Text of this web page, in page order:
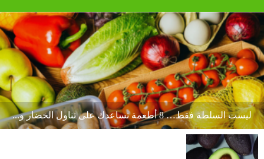
ليست السلطة فقط… 8 أطعمة تساعدك على تناول الخضار و...